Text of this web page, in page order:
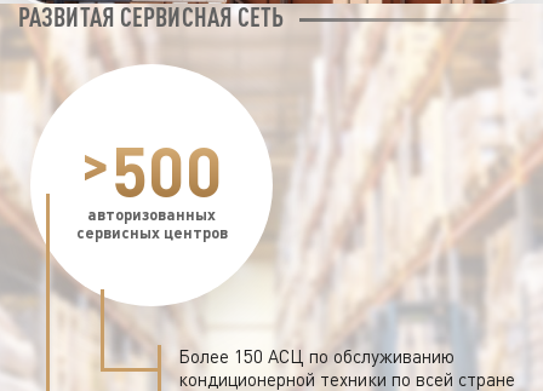
РАЗВИТАЯ СЕРВИСНАЯ СЕТЬ
>500
авторизованных
сервисных центров
Более 150 АСЦ по обслуживанию
кондиционерной техники по всей стране